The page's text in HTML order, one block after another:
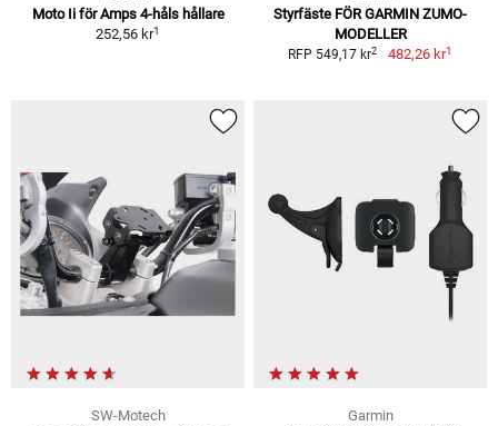
Moto Ii för Amps 4-håls hållare
252,56 kr1
Styrfäste FÖR GARMIN ZUMO-
MODELLER
RFP 549,17 kr2 482,26 kr1
SW-Motech
Garmin